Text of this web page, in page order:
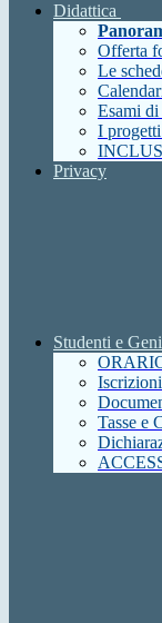
Didattica
Offerta
Le
Esami
I
Privacy
Studenti e
Tasse e